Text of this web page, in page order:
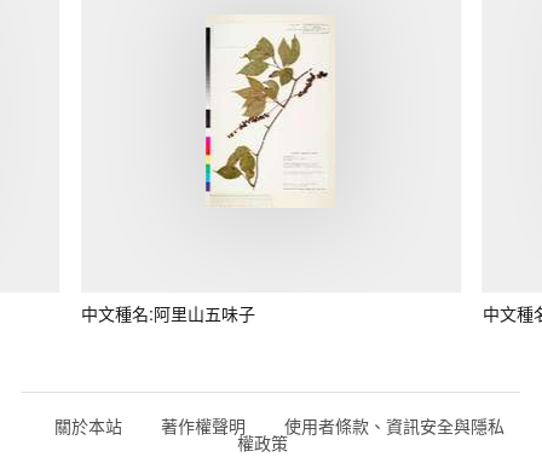
中文種名:阿里山五味子 中文種
關於本站 著作權聲明 使用者條款、資訊安全與隱私
權政策